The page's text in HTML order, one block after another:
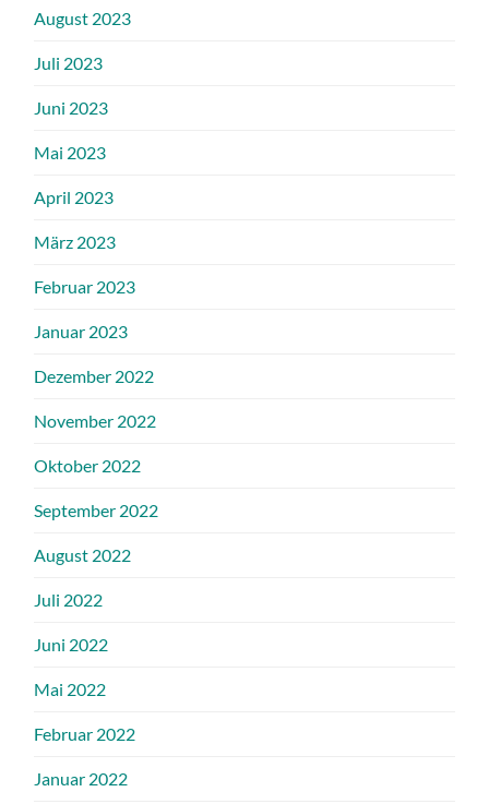
August 2023
Juli 2023
Juni 2023
Mai 2023
April 2023
März 2023
Februar 2023
Januar 2023
Dezember 2022
November 2022
Oktober 2022
September 2022
August 2022
Juli 2022
Juni 2022
Mai 2022
Februar 2022
Januar 2022